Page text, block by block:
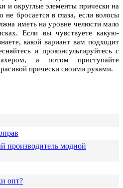
и округлые элементы прически на
бросается в глаза, если волосы
иметь на уровне челюсти мало
Если вы чувствуете какую-
какой вариант вам подходит
и проконсультируйтесь с
а потом приступайте
прически своими руками.
производитель модной
опт?